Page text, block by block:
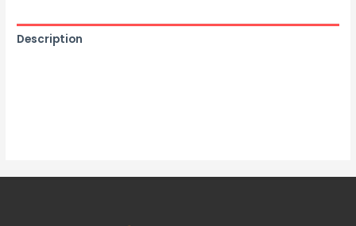
Description